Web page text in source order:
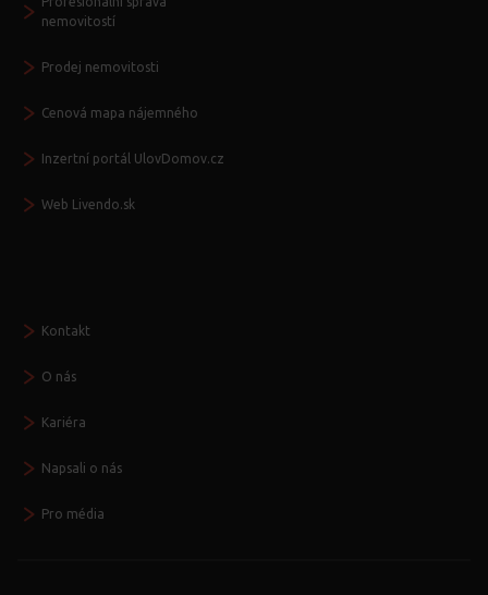
nemovitostí
Prodej nemovitosti
Cenová mapa nájemného
Inzertní portál UlovDomov.cz
Web Livendo.sk
Kontakt
O nás
Kariéra
Napsali o nás
Pro média